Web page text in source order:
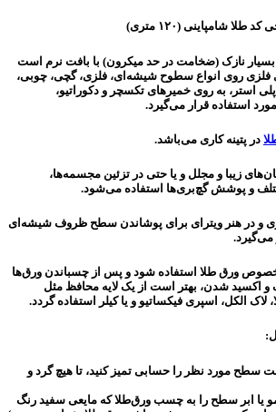
شامپاینی (۱۲۰ متری)
بسیار نازک (ضخامت در حد میکرون) با بافت نرم است
فلزی روی انواع سطوح شیشه‌ای، فلزی، گچی، چوبی،
استر، به روی خمیرهای تکسچر و دکوراتیو،
استفاده قرار می‌گیرد.
در پتینه کار‌ی‌ می‌باشد.
زیبا و مجلل و یا حتی در تزئین مجسمه‌ها،
و پوشش گچ‌بری‌ها استفاده می‌شود.
و در هنر ویترای برای پوشاندن سطح ظروف شیشه‌ای
می‌گیرد.
ورق طلا استفاده شود و پس از چسباندن ورق‌ها
و اکسید شدن، بهتر است از یک لایه محافظ مثل
الکل، اسپری فیکساتیو و یا کیلر استفاده گردد.
سطح مورد نظر را حسابی تمیز کنید، تا هیچ گرد و
یا ابر سطح را به چسب ورق‌طلا که مایعی سفید رنگ